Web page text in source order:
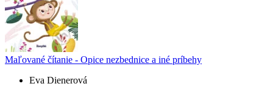
Maľované čítanie - Opice nezbednice a iné príbehy
Eva Dienerová